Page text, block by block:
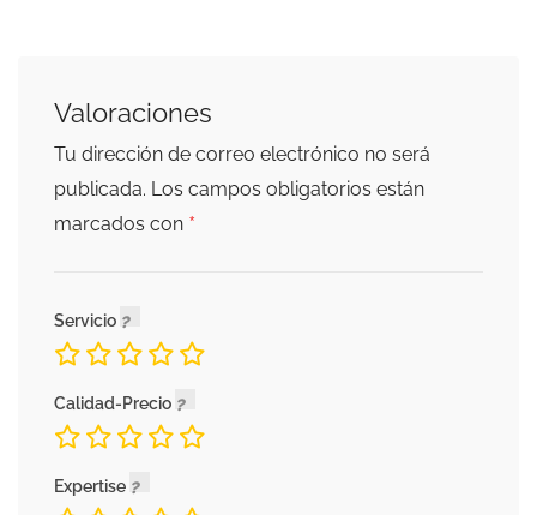
Valoraciones
Tu dirección de correo electrónico no será
publicada. Los campos obligatorios están
marcados con *
Servicio
Calidad-Precio
Expertise